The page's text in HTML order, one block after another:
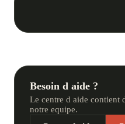
Besoin d aide ?
Le centre d aide contient
notre equipe.